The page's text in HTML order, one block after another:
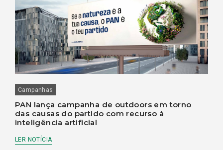
Campanhas
PAN lança campanha de outdoors em torno
das causas do partido com recurso à
inteligência artificial
LER NOTÍCIA